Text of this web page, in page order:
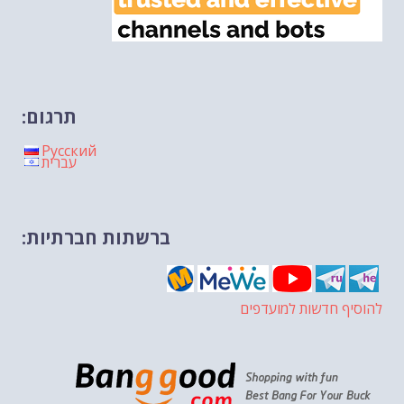
תרגום:
Русский
עברית
ברשתות חברתיות:
להוסיף חדשות למועדפים